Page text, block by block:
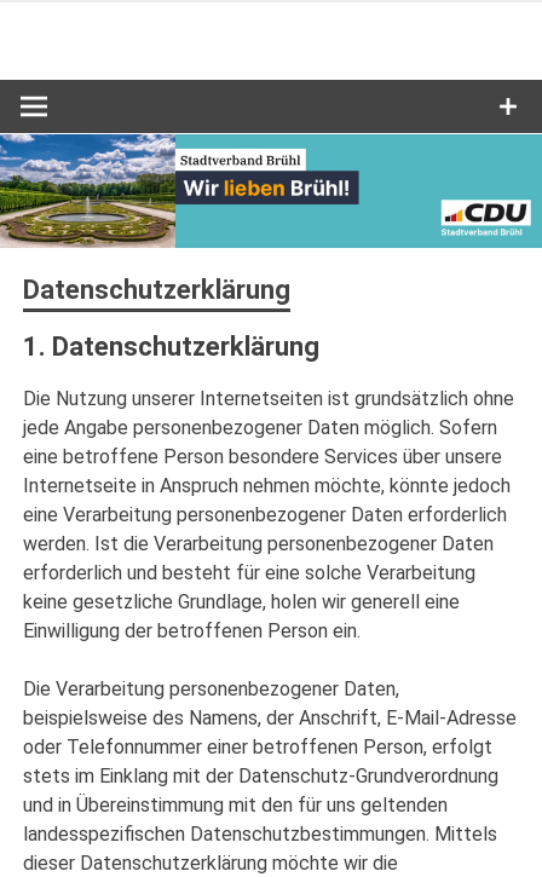
CDU Brühl
Datenschutzerklärung
1. Datenschutzerklärung
Die Nutzung unserer Internetseiten ist grundsätzlich ohne
jede Angabe personenbezogener Daten möglich. Sofern
eine betroffene Person besondere Services über unsere
Internetseite in Anspruch nehmen möchte, könnte jedoch
eine Verarbeitung personenbezogener Daten erforderlich
werden. Ist die Verarbeitung personenbezogener Daten
erforderlich und besteht für eine solche Verarbeitung
keine gesetzliche Grundlage, holen wir generell eine
Einwilligung der betroffenen Person ein.
Die Verarbeitung personenbezogener Daten,
beispielsweise des Namens, der Anschrift, E-Mail-Adresse
oder Telefonnummer einer betroffenen Person, erfolgt
stets im Einklang mit der Datenschutz-Grundverordnung
und in Übereinstimmung mit den für uns geltenden
landesspezifischen Datenschutzbestimmungen. Mittels
dieser Datenschutzerklärung möchte wir die